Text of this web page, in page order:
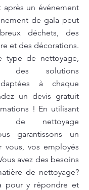
après un événement
de gala peut
déchets, des
et des décorations.
type de nettoyage,
des solutions
à chaque
un devis gratuit
! En utilisant
de nettoyage
garantissons un
vous, vos employés
avez des besoins
de nettoyage?
pour y répondre et